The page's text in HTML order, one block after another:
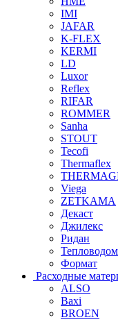
IMI
JAFAR
K-FLEX
KERMI
LD
Luxor
Reflex
RIFAR
ROMMER
Sanha
STOUT
Tecofi
Thermaflex
Viega
ZETKAMA
Декаст
Джилекс
Ридан
Формат
Расходные
ALSO
Baxi
BROEN